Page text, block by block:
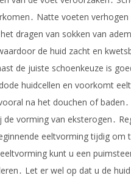
Natte voeten
dragen van sokken van
de huid zacht en
de juiste schoenkeuze is
huidcellen en voorkomt
na het douchen of
vorming van eksterogen․
eeltvorming tijdig
kunt u een
Let er wel op dat u de